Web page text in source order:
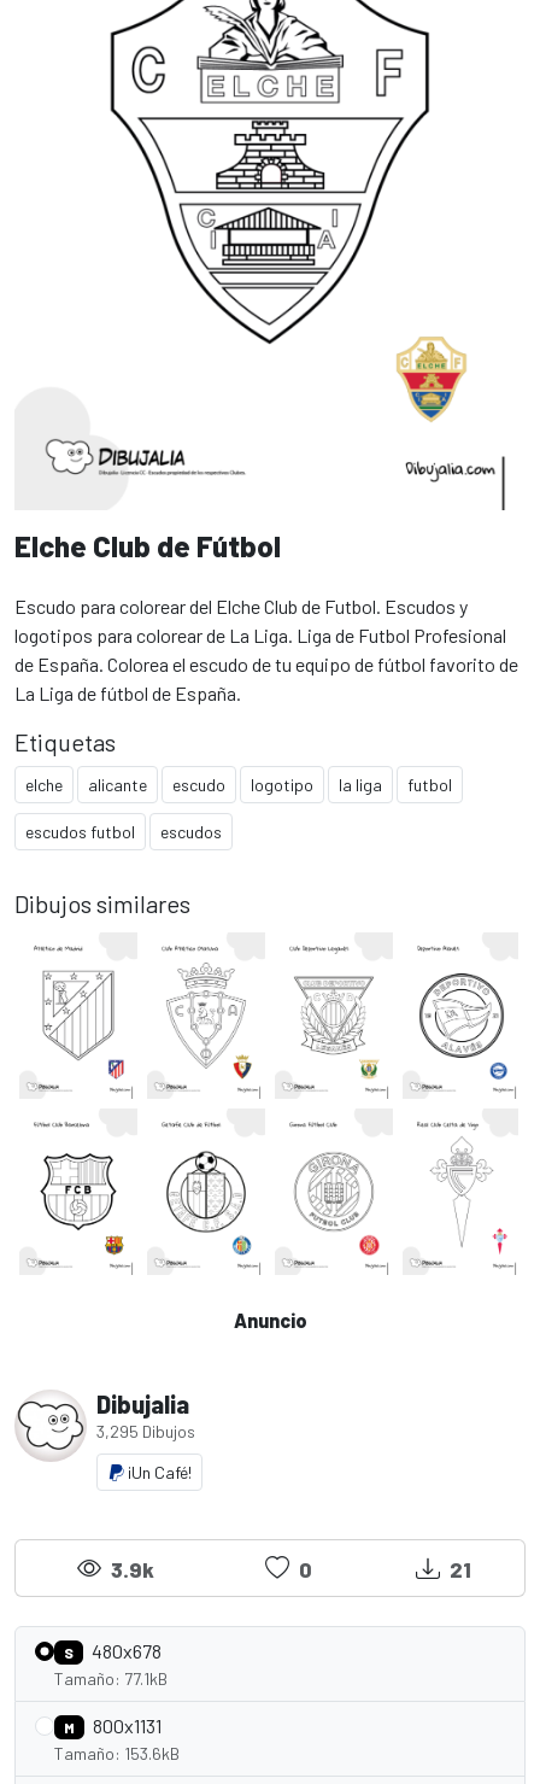
Elche Club de Fútbol
Escudo para colorear del Elche Club de Futbol. Escudos y
logotipos para colorear de La Liga. Liga de Futbol Profesional
de España. Colorea el escudo de tu equipo de fútbol favorito de
La Liga de fútbol de España.
Etiquetas
elche alicante escudo logotipo la liga futbol
escudos futbol escudos
Dibujos similares
Anuncio
Dibujalia
3,295 Dibujos
¡Un Café!
3.9k 0 21
S 480x678
Tamaño: 77.1kB
M 800x1131
Tamaño: 153.6kB